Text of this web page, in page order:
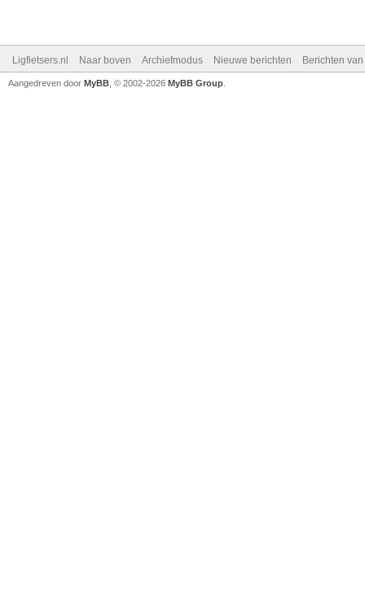
Ligfietsers.nl Naar boven Archiefmodus Nieuwe berichten Berichten
Aangedreven door MyBB , © 2002-2026 MyBB Group